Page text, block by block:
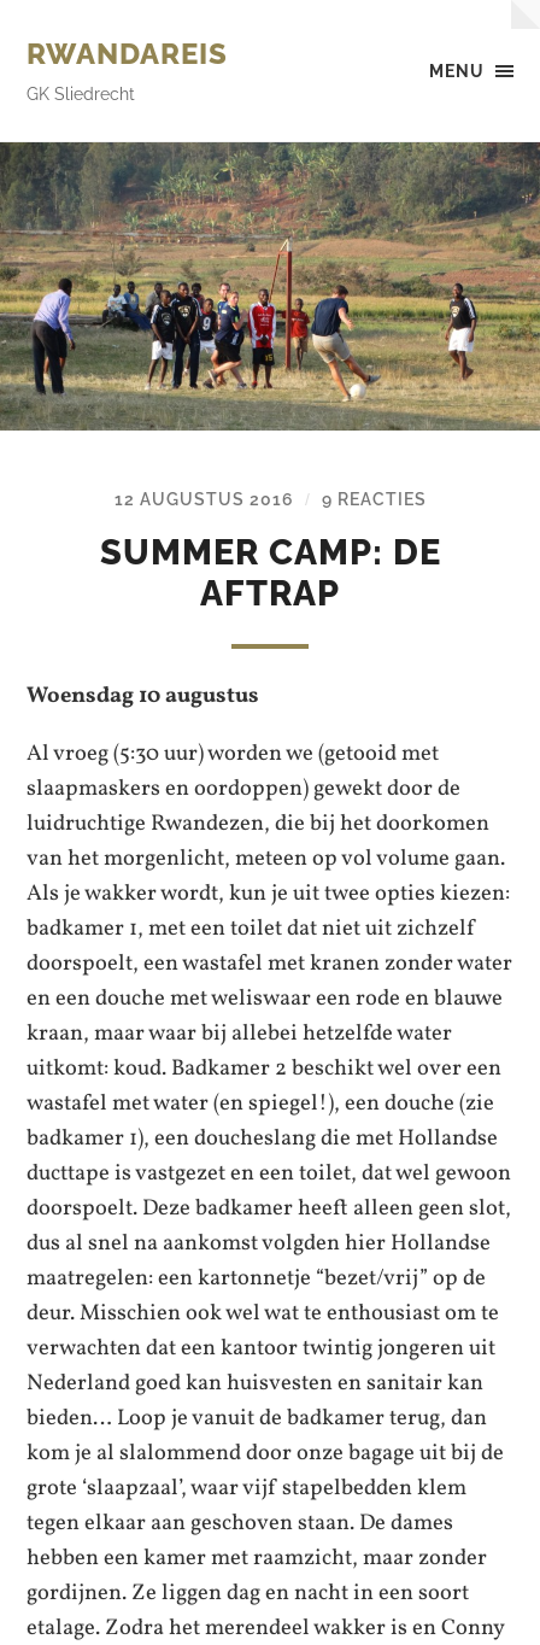
MENU
RWANDAREIS
GK Sliedrecht
12 AUGUSTUS 2016 / 9 REACTIES
SUMMER CAMP: DE
AFTRAP
Woensdag 10 augustus
Al vroeg (5:30 uur) worden we (getooid met
slaapmaskers en oordoppen) gewekt door de
luidruchtige Rwandezen, die bij het doorkomen
van het morgenlicht, meteen op vol volume gaan.
Als je wakker wordt, kun je uit twee opties kiezen:
badkamer 1, met een toilet dat niet uit zichzelf
doorspoelt, een wastafel met kranen zonder water
en een douche met weliswaar een rode en blauwe
kraan, maar waar bij allebei hetzelfde water
uitkomt: koud. Badkamer 2 beschikt wel over een
wastafel met water (en spiegel!), een douche (zie
badkamer 1), een doucheslang die met Hollandse
ducttape is vastgezet en een toilet, dat wel gewoon
doorspoelt. Deze badkamer heeft alleen geen slot,
dus al snel na aankomst volgden hier Hollandse
maatregelen: een kartonnetje “bezet/vrij” op de
deur. Misschien ook wel wat te enthousiast om te
verwachten dat een kantoor twintig jongeren uit
Nederland goed kan huisvesten en sanitair kan
bieden… Loop je vanuit de badkamer terug, dan
kom je al slalommend door onze bagage uit bij de
grote ‘slaapzaal’, waar vijf stapelbedden klem
tegen elkaar aan geschoven staan. De dames
hebben een kamer met raamzicht, maar zonder
gordijnen. Ze liggen dag en nacht in een soort
etalage. Zodra het merendeel wakker is en Conny